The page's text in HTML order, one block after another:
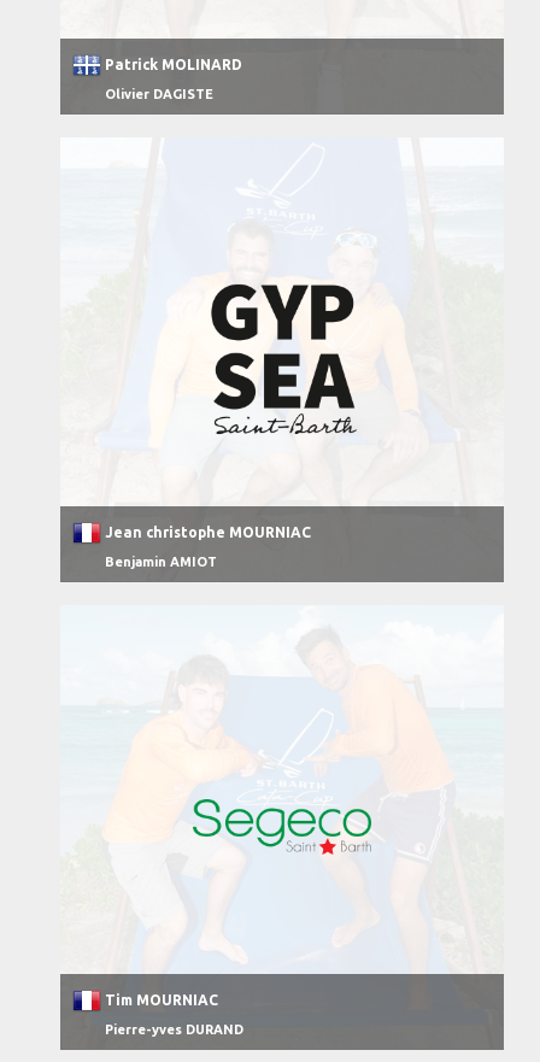
Patrick MOLINARD
Olivier DAGISTE
Jean christophe MOURNIAC
Benjamin AMIOT
Tim MOURNIAC
Pierre-yves DURAND